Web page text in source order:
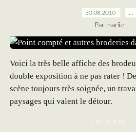
30.08.2010
Par marlie
Voici la très belle affiche des
double exposition à ne pas rater !
scène toujours très soignée, un
paysages qui valent le détour.